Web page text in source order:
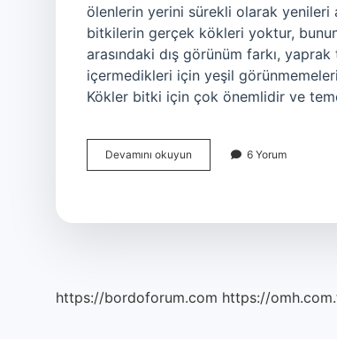
ölenlerin yerini sürekli olarak yenileri
bitkilerin gerçek kökleri yoktur,
arasındaki dış görünüm farkı,
içermedikleri için yeşil
Kökler bitki için çok önemlidir ve
Devamını okuyun
Kelimesinin
6 Yorum
https://bordoforum.com https://